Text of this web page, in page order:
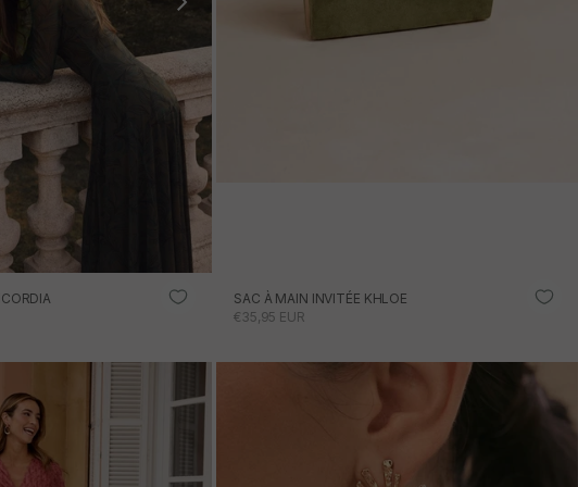
SAC À MAIN INVITÉE KHLOE
PRIX PROMOTIONNEL
€35,95 EUR